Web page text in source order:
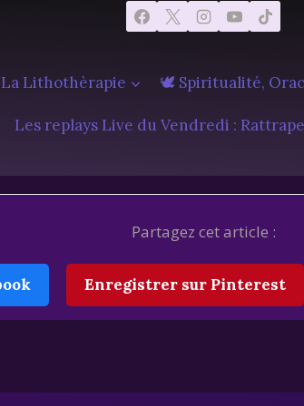
Lithothèrapie 🕊️ Spiritualité,
Les replays Live du Vendredi :
Partagez cet article :
Enregistrer sur Pinterest